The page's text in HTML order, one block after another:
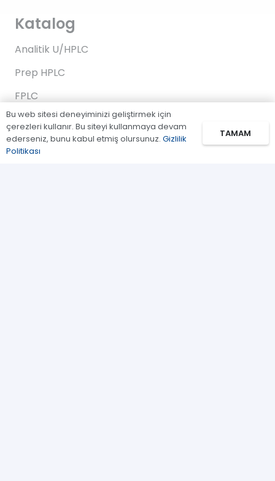
Katalog
Analitik U/HPLC
Prep HPLC
FPLC
Gaz Kromatografi
Standartlar/Reaktifler
Bu web sitesi deneyiminizi geliştirmek için
çerezleri kullanır. Bu siteyi kullanmaya devam
ederseniz, bunu kabul etmiş olursunuz. Gizlilik
Politikası
TAMAM